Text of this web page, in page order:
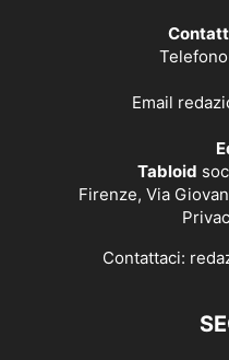
Email
Tabloid
Firenze, Via
Contattaci: